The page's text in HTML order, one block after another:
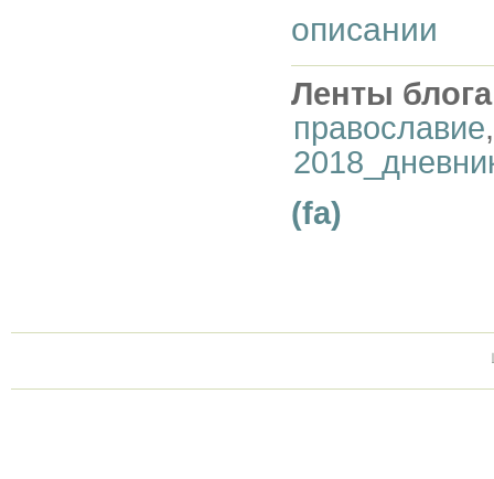
описании
Ленты
православие
(fa)